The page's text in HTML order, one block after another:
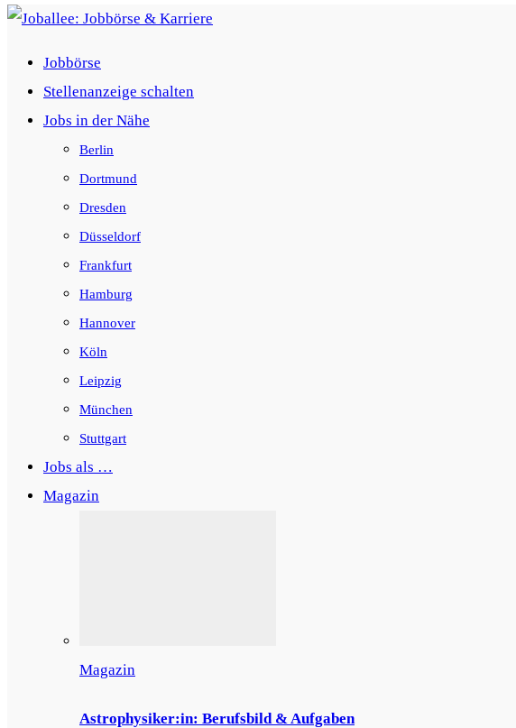
Jobbörse
Stellenanzeige schalten
Jobs in der Nähe
Berlin
Dortmund
Dresden
Düsseldorf
Frankfurt
Hamburg
Hannover
Köln
Leipzig
München
Stuttgart
Jobs als …
Magazin
Magazin
Astrophysiker:in: Berufsbild & Aufgaben